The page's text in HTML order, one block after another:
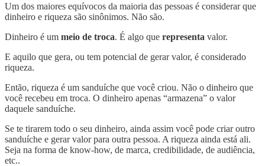
Um dos maiores equívocos da maioria das pessoas é considerar que
dinheiro e riqueza são sinônimos. Não são.
Dinheiro é um meio de troca. É algo que representa valor.
E aquilo que gera, ou tem potencial de gerar valor, é considerado
riqueza.
Então, riqueza é um sanduíche que você criou. Não o dinheiro que
você recebeu em troca. O dinheiro apenas “armazena” o valor
daquele sanduíche.
Se te tirarem todo o seu dinheiro, ainda assim você pode criar outro
sanduíche e gerar valor para outra pessoa. A riqueza ainda está ali.
Seja na forma de know-how, de marca, credibilidade, de audiência,
etc..